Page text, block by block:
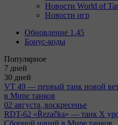
Новости World of
Новости игр
Обновление 1.45
Бонус-коды
Популярное
7 дней
30 дней
VT 49 — первый танк новой
в Мире танков
02 августа, воскресенье
RDT-62 «Řezačka» — танк X
Сборной наций в Мире танков